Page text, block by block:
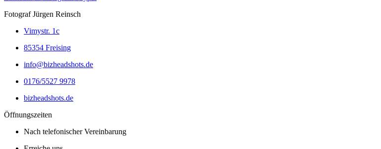
Fotograf Jürgen Reinsch
Vimystr. 1c
85354 Freising
info@bizheadshots.de
0176/5527 9978
bizheadshots.de
Öffnungszeiten
Nach telefonischer Vereinbarung